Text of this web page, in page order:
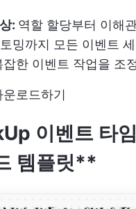
: 역할 할당부터 이해
밍까지 모든 이벤트
한 이벤트 작업을 조
로드하기
이벤트 타
템플릿**